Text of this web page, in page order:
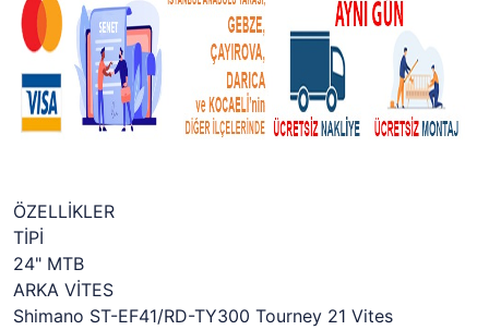
ÖZELLİKLER
TİPİ
24" MTB
ARKA VİTES
Shimano ST-EF41/RD-TY300 Tourney 21 Vites